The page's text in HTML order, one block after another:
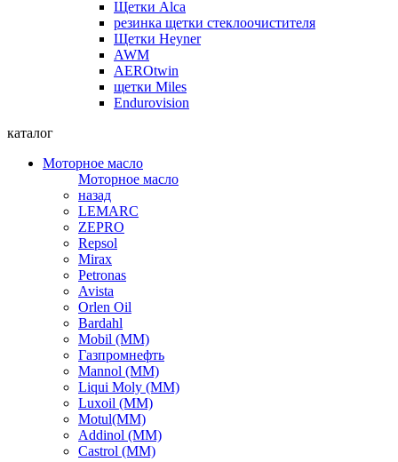
Щетки Alca
резинка щетки стеклоочистителя
Щетки Heyner
AWM
AEROtwin
щетки Miles
Endurovision
каталог
Моторное масло
Моторное масло
назад
LEMARC
ZEPRO
Repsol
Mirax
Petronas
Avista
Orlen Oil
Bardahl
Mobil (ММ)
Газпромнефть
Mannol (ММ)
Liqui Moly (ММ)
Luxoil (ММ)
Motul(ММ)
Addinol (ММ)
Castrol (ММ)